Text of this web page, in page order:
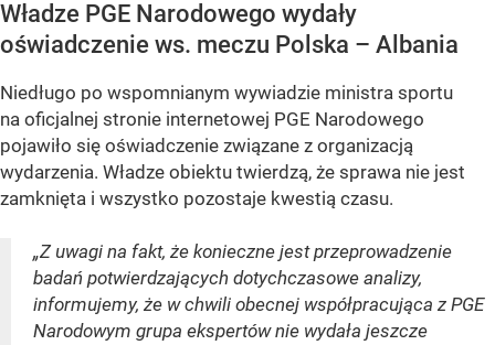
Władze PGE Narodowego wydały
oświadczenie ws. meczu Polska – Albania
Niedługo po wspomnianym wywiadzie ministra sportu
na oficjalnej stronie internetowej PGE Narodowego
pojawiło się oświadczenie związane z organizacją
wydarzenia. Władze obiektu twierdzą, że sprawa nie jest
zamknięta i wszystko pozostaje kwestią czasu.
„Z uwagi na fakt, że konieczne jest przeprowadzenie
badań potwierdzających dotychczasowe analizy,
informujemy, że w chwili obecnej współpracująca z PGE
Narodowym grupa ekspertów nie wydała jeszcze